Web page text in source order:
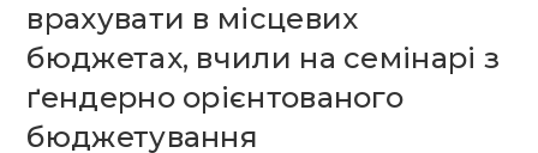
і
чоловіків
громадах?
врахувати в місцевих
бюджетах, вчили на семінарі з
ґендерно орієнтованого
бюджетування